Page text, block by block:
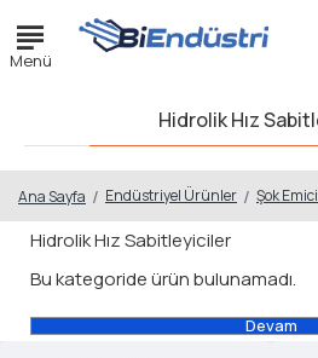
Ana Sayfa Endüstriyel Ürünler Şok
Hidrolik Hız
Hidrolik Hız Sabitleyiciler
Bu kategoride ürün bulunamadı.
Devam